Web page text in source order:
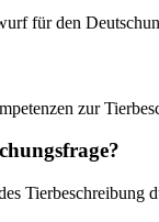
für den
zur